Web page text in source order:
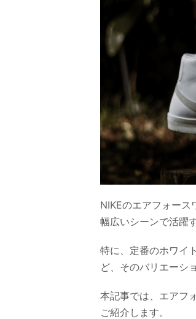
NIKEのエアフォー
幅広いシーンで活躍
特に、定番のホワイ
ど、そのバリエーシ
本記事では、エアフ
ご紹介します。